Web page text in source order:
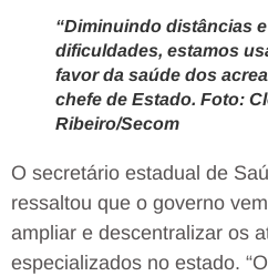
“Diminuindo distâncias
dificuldades, estamos
favor da saúde dos
chefe de Estado. Foto:
Ribeiro/Secom
O secretário estadual de
ressaltou que o governo
ampliar e descentralizar os
especializados no estado.